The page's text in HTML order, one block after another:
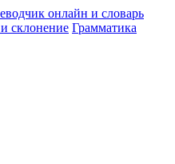
и склонение Грамматика